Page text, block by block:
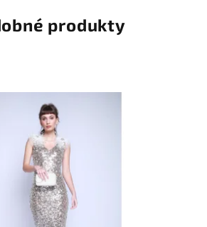
produkty